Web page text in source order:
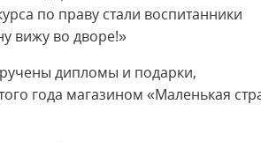
по праву стали воспитанники
вижу во дворе!»
дипломы и подарки,
года магазином «Маленькая